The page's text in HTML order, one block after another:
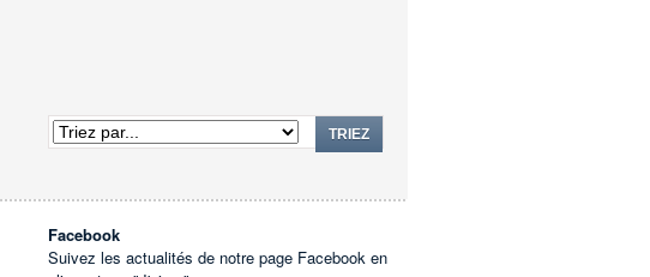
TRIEZ
Facebook
Suivez les actualités de notre page Facebook en